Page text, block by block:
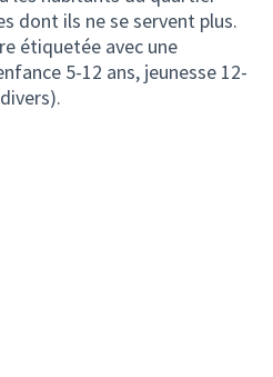
dont ils ne se servent plus.
étiquetée avec une
5-12 ans, jeunesse 12-